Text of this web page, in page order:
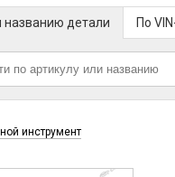
названию детали По
инструмент